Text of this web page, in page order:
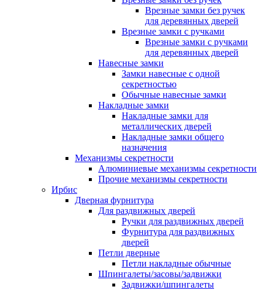
Врезные замки без ручек
для деревянных дверей
Врезные замки с ручками
Врезные замки с ручками
для деревянных дверей
Навесные замки
Замки навесные с одной
секретностью
Обычные навесные замки
Накладные замки
Накладные замки для
металлических дверей
Накладные замки общего
назначения
Механизмы секретности
Алюминиевые механизмы секретности
Прочие механизмы секретности
Ирбис
Дверная фурнитура
Для раздвижных дверей
Ручки для раздвижных дверей
Фурнитура для раздвижных
дверей
Петли дверные
Петли накладные обычные
Шпингалеты/засовы/задвижки
Задвижки/шпингалеты